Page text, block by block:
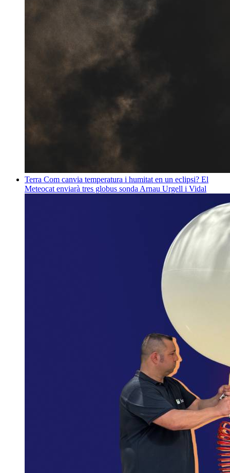
Terra Com canvia temperatura i humitat en un eclipsi? El
Meteocat enviarà tres globus sonda Arnau Urgell i Vidal